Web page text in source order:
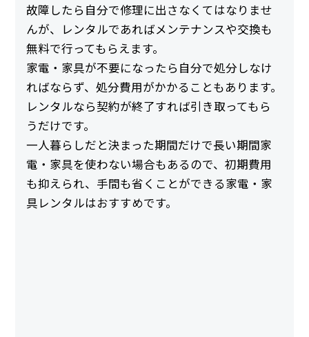
故障したら自分で修理に出さなくてはなりませ
んが、レンタルであればメンテナンスや交換も
無料で行ってもらえます。
家電・家具が不要になったら自分で処分しなけ
ればならず、処分費用がかかることもあります。
レンタルなら契約が終了すれば引き取ってもら
うだけです。
一人暮らしだと決まった期間だけで長い期間家
電・家具を使わない場合もあるので、初期費用
も抑えられ、手間も省くことができる家電・家
具レンタルはおすすめです。